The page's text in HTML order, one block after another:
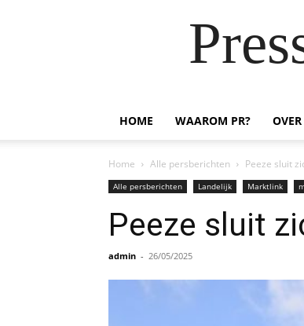
HOME WAAROM PR?
Home Alle persberichten Peeze sluit
Alle persberichten Landelijk Marktlink
Peeze sluit
admin - 26/05/2025